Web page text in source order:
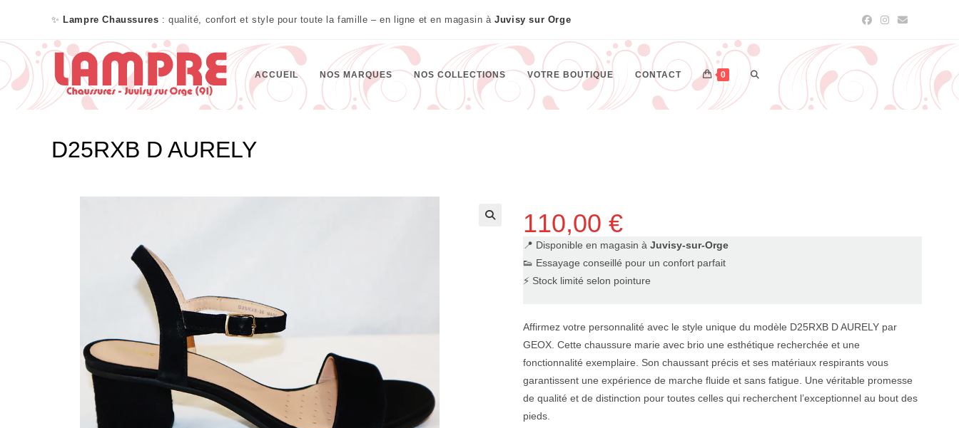
✨ Lampre Chaussures : qualité, confort et style pour toute la famille – en ligne et en magasin àJuvisy sur Orge
ACCUEIL NOS MARQUES NOS COLLECTIONS VOTRE BOUTIQUE CONTACT 0
D25RXB D AURELY
110,00€
📍 Disponible en magasin àJuvisy-sur-Orge
👟 Essayage conseillé pour un confort parfait
⚡ Stock limité selon pointure
Affirmez votre personnalité avec le style unique du modèle D25RXB D AURELY par
GEOX. Cette chaussure marie avec brio une esthétique recherchée et une
fonctionnalité exemplaire. Son chaussant précis et ses matériaux respirants vous
garantissent une expérience de marche fluide et sans fatigue. Une véritable promesse
de qualité et de distinction pour toutes celles qui recherchent l’exceptionnel au bout des
pieds.